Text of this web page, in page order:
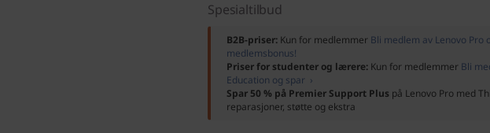
Spesialtilbud
B2B-priser: Kun for medlemmer Bli medlem av Lenovo Pro
medlemsbonus!
Priser for studenter og lærere: Kun for medlemmer Bli
Education og spar ›
Spar 50 % på Premier Support Plus på Lenovo Pro med
reparasjoner, støtte og ekstra